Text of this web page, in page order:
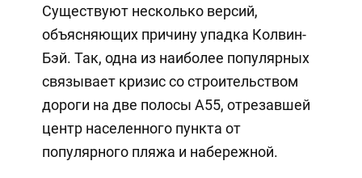
Существуют несколько версий,
объясняющих причину упадка Колвин-
Бэй. Так, одна из наиболее популярных
связывает кризис со строительством
дороги на две полосы А55, отрезавшей
центр населенного пункта от
популярного пляжа и набережной.